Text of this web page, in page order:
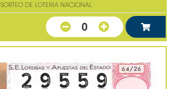
SORTEO DE LOTERIA NACIONAL
0